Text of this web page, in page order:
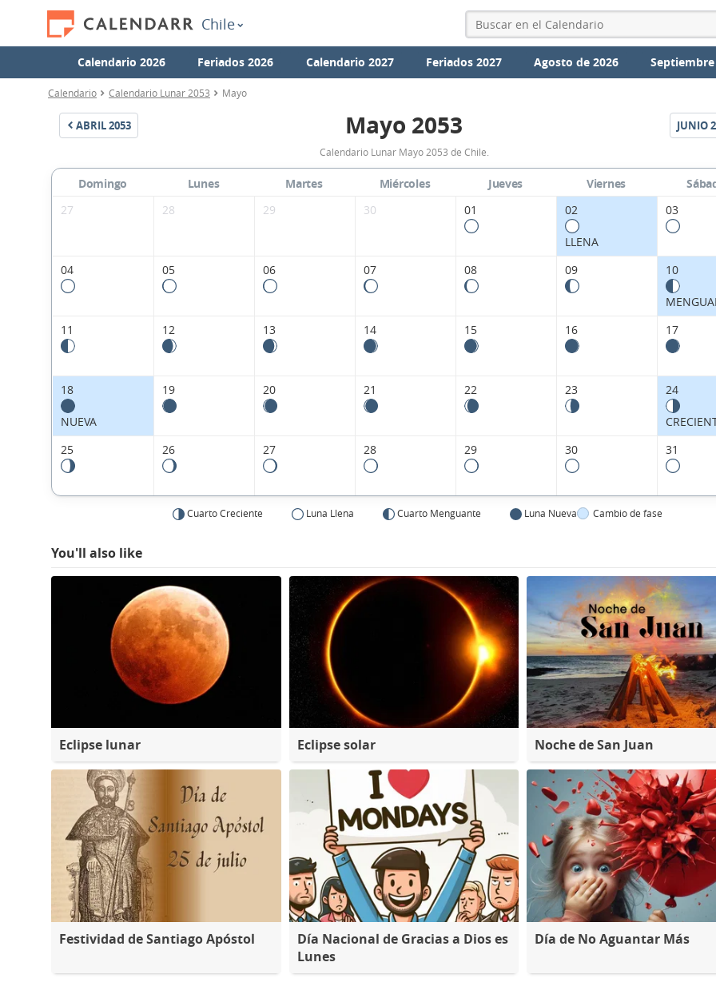
Chile
Calendario 2026 Feriados 2026 Calendario 2027 Feriados 2027 Agosto de 2026
Calendario Calendario Lunar 2053 Mayo
ABRIL2053
Calendario
Lunar
Mayo
Chile.
Mayo 2053 JUNIO
Calendario Lunar Mayo 2053 de Chile.
Domingo Lunes Martes Miércoles Jueves Viernes
27
28 29 30 01 02
LLENA
03
04 05 06 07 08 09 10
11
12 13 14 15 16 17
18
NUEVA
19 20 21 22 23 24
25
26 27 28 29 30 31
Cuarto Creciente Luna Llena Cuarto Menguante Luna Nueva Cambio de fase
You'll also like
Eclipse lunar Eclipse solar Noche de San Juan
Festividad de Santiago Apóstol
Día Nacional de Gracias a Dios es
Lunes
Día de No Aguantar Más